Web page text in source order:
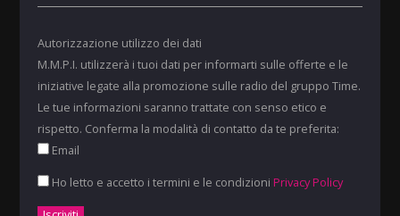
Autorizzazione utilizzo dei dati
M.M.P.I. utilizzerà i tuoi dati per informarti sulle offerte e le
iniziative legate alla promozione sulle radio del gruppo Time.
Le tue informazioni saranno trattate con senso etico e
rispetto. Conferma la modalità di contatto da te preferita:
Email
Ho letto e accetto i termini e le condizioni Privacy Policy